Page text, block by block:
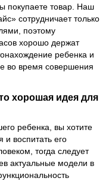
покупаете товар. Наш
сотрудничает только
поэтому
хорошо держат
ребенка и
во время совершения
хорошая идея для
ребенка, вы хотите
и воспитать его
тогда следует
актуальные модели в